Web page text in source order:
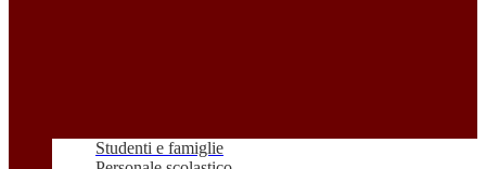
Studenti e famiglie